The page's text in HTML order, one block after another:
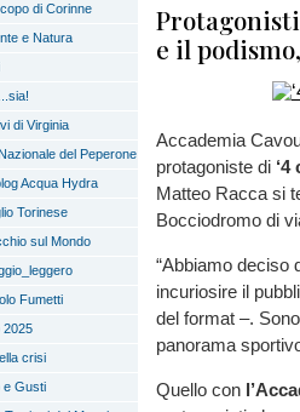
di Corinne
e Natura
di Virginia
del Peperone
Acqua Hydra
Torinese
sul Mondo
Fumetti
2025
crisi
e Gusti
e il
Accademia
protagoniste di
Matteo Racca si
Bocciodromo di
“Abbiamo deciso
incuriosire il
del format –.
panorama
Quello con